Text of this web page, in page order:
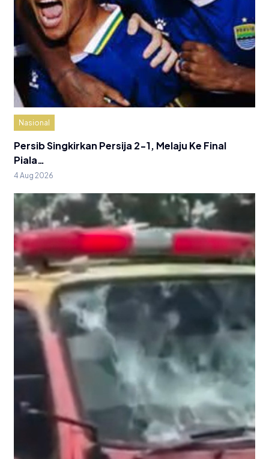
Nasional
Persib Singkirkan Persija 2-1, Melaju Ke Final
Piala…
4 Aug 2026